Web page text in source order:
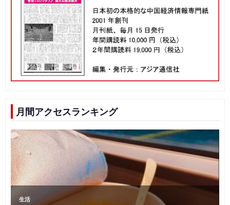
月間アクセスランキング